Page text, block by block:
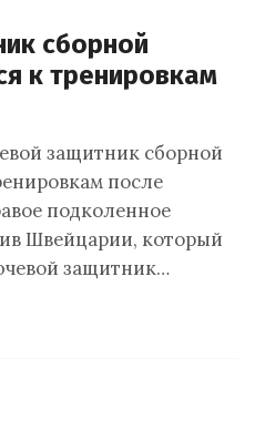
сборной
к тренировкам
защитник сборной
после
подколенное
Швейцарии, который
защитник…